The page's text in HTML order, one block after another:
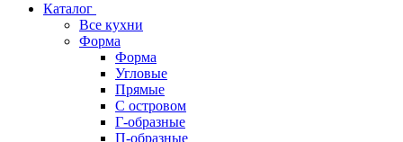
Каталог
Все кухни
Форма
Форма
Угловые
Прямые
С островом
Г-образные
П-образные